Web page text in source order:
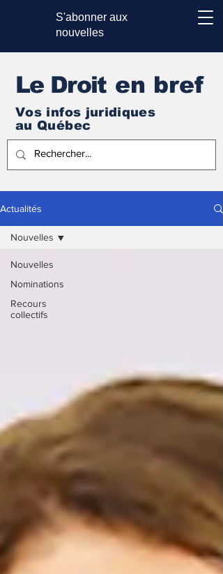
S'abonner aux
nouvelles
Le Droit en bref
Vos infos juridiques
au Québec
Actualités
Nouvelles
Nominations
Recours
collectifs
Nouvelles